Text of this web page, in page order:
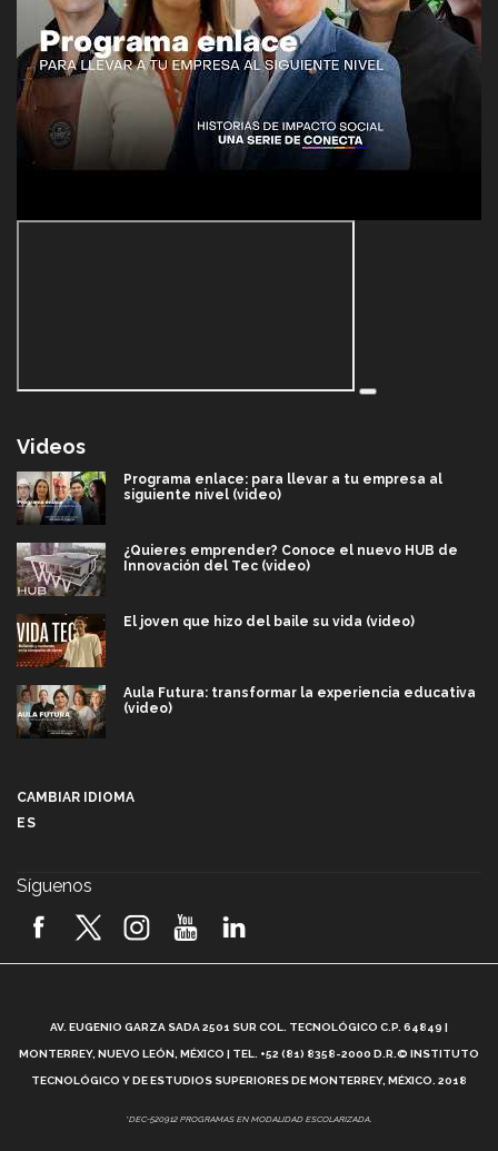
Videos
Programa enlace: para llevar a tu empresa al
siguiente nivel (video)
¿Quieres emprender? Conoce el nuevo HUB de
Innovación del Tec (video)
El joven que hizo del baile su vida (video)
Aula Futura: transformar la experiencia educativa
(video)
2026! (video)
¿Cómo es el Modelo Educativo Tec? (video)
Vida Tec: Feminismo e Inteligencia Artificial, Paola
CAMBIAR IDIOMA
ES
Síguenos
AV. EUGENIO GARZA SADA 2501 SUR COL. TECNOLÓGICO C.P. 64849 |
MONTERREY, NUEVO LEÓN, MÉXICO | TEL. +52 (81) 8358-2000 D.R.© INSTITUTO
TECNOLÓGICO Y DE ESTUDIOS SUPERIORES DE MONTERREY, MÉXICO. 2018
*DEC-520912 PROGRAMAS EN MODALIDAD ESCOLARIZADA.